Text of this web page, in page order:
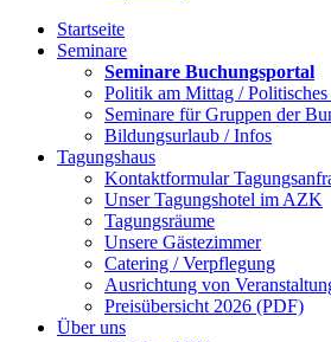
Startseite
Seminare
Seminare Buchungsportal
Politik am Mittag /
Seminare für Gruppen der
Bildungsurlaub / Infos
Tagungshaus
Kontaktformular
Unser Tagungshotel im AZK
Tagungsräume
Unsere Gästezimmer
Catering / Verpflegung
Ausrichtung von
Preisübersicht 2026 (PDF)
Über uns